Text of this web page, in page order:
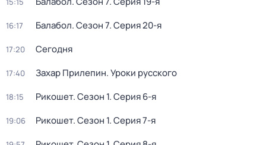
16:17 Балабол. Сезон 7. Серия 20-я
17:20 Сегодня
17:40 Захар Прилепин. Уроки русского
18:15 Рикошет. Сезон 1. Серия 6-я
19:06 Рикошет. Сезон 1. Серия 7-я